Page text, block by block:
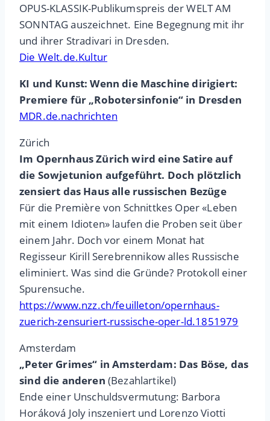
OPUS-KLASSIK-Publikumspreis der WELT AM
SONNTAG auszeichnet. Eine Begegnung mit ihr
und ihrer Stradivari in Dresden.
Die Welt.de.Kultur
KI und Kunst: Wenn die Maschine dirigiert:
Premiere für „Robotersinfonie“ in Dresden
MDR.de.nachrichten
Zürich
Im Opernhaus Zürich wird eine Satire auf
die Sowjetunion aufgeführt. Doch plötzlich
zensiert das Haus alle russischen Bezüge
Für die Première von Schnittkes Oper «Leben
mit einem Idioten» laufen die Proben seit über
einem Jahr. Doch vor einem Monat hat
Regisseur Kirill Serebrennikow alles Russische
eliminiert. Was sind die Gründe? Protokoll einer
Spurensuche.
https://www.nzz.ch/feuilleton/opernhaus-
zuerich-zensuriert-russische-oper-ld.1851979
Amsterdam
„Peter Grimes“ in Amsterdam: Das Böse, das
sind die anderen (Bezahlartikel)
Ende einer Unschuldsvermutung: Barbora
Horáková Joly inszeniert und Lorenzo Viotti